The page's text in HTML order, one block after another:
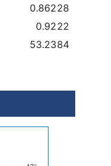
0.86228
0.9222
53.2384